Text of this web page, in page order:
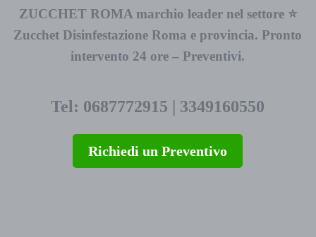
ZUCCHET ROMA marchio leader nel settore ⭐
Zucchet Disinfestazione Roma e provincia. Pronto
intervento 24 ore – Preventivi.
Tel: 0687772915 | 3349160550
Richiedi un Preventivo